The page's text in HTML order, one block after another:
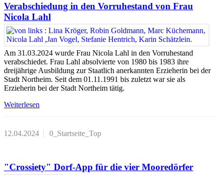
Verabschiedung in den Vorruhestand von Frau
Nicola Lahl
Am 31.03.2024 wurde Frau Nicola Lahl in den Vorruhestand
verabschiedet. Frau Lahl absolvierte von 1980 bis 1983 ihre
dreijährige Ausbildung zur Staatlich anerkannten Erzieherin bei der
Stadt Northeim. Seit dem 01.11.1991 bis zuletzt war sie als
Erzieherin bei der Stadt Northeim tätig.
Weiterlesen
12.04.2024 0_Startseite_Top
"Crossiety" Dorf-App für die vier Mooredörfer